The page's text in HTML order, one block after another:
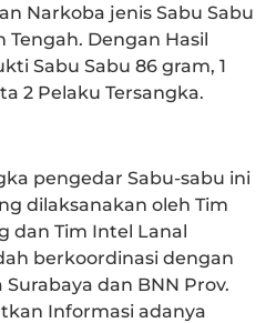
Narkoba jenis Sabu Sabu
Dengan Hasil
Sabu Sabu 86 gram, 1
2 Pelaku Tersangka.
pengedar Sabu-sabu ini
dilaksanakan oleh Tim
dan Tim Intel Lanal
berkoordinasi dengan
dan BNN Prov.
Informasi adanya